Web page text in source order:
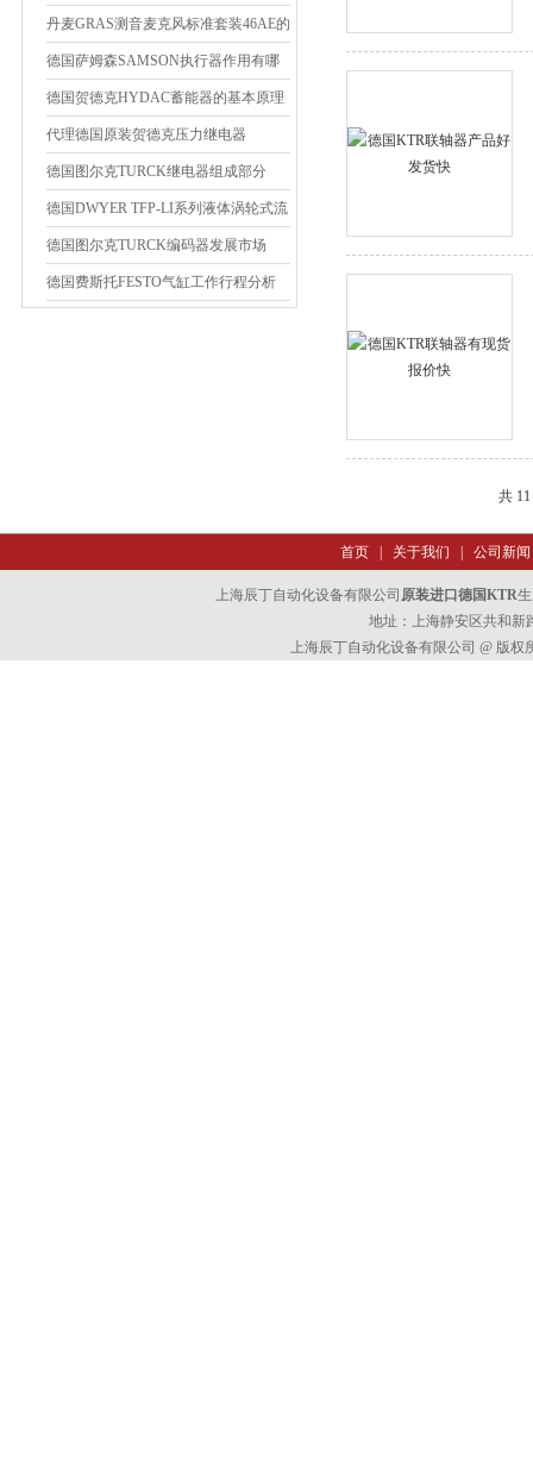
绍
丹麦GRAS测音麦克风标准套装46AE的
基本技术参数
德国萨姆森SAMSON执行器作用有哪
些
德国贺德克HYDAC蓄能器的基本原理
代理德国原装贺德克压力继电器
德国图尔克TURCK继电器组成部分
德国DWYER TFP-LI系列液体涡轮式流
量计简介
德国图尔克TURCK编码器发展市场
德国费斯托FESTO气缸工作行程分析
共
首页| 关于我们 公司新闻
上海辰丁自动化设备有限公司 原装进口德国KTR
地址：上海静安区共和新
上海辰丁自动化设备有限公司 @ 版权